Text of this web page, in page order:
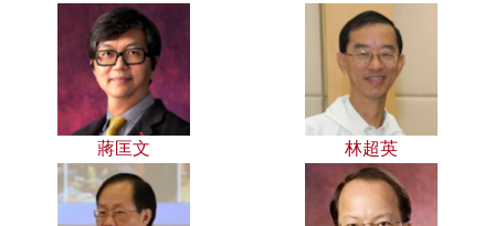
蔣匡文 林超英